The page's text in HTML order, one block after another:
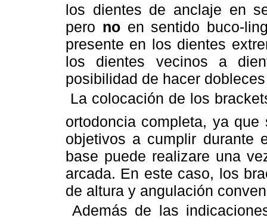
los dientes de anclaje en
pero noen sentido buco-
presente en los dientes
los dientes vecinos a
posibilidad de hacer
 La colocación de los
ortodoncia completa, ya
objetivos a cumplir durante
base puede realizare una
arcada. En este caso, los
de altura y angulación
 Además de las